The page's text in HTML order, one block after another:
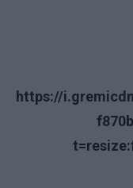
https://